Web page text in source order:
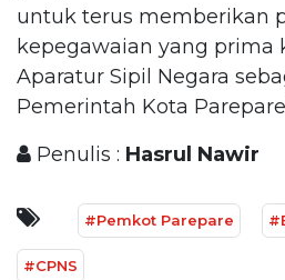
untuk terus memberikan
kepegawaian yang prima
Aparatur Sipil Negara
Pemerintah Kota
Penulis : Hasrul Nawir
#Pemkot Parepare
#CPNS